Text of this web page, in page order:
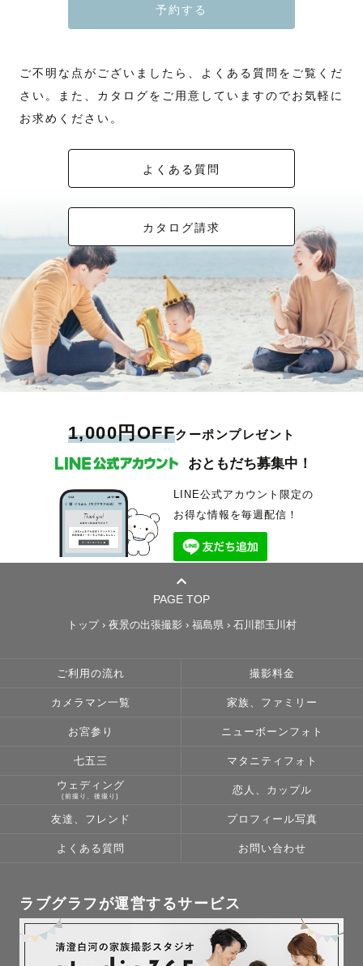
予約する
ご不明な点がございましたら、よくある質問をご覧くだ
さい。また、カタログをご用意していますのでお気軽に
お求めください。
よくある質問
カタログ請求
1,000円OFFクーポンプレゼント
おともだち募集中！
LINE公式アカウント限定の
お得な情報を毎週配信！
PAGE TOP
トップ› 夜景の出張撮影 › 福島県› 石川郡玉川村
ご利用の流れ 撮影料金
カメラマン一覧 家族、ファミリー
お宮参り ニューボーンフォト
七五三 マタニティフォト
ウェディング
(前撮り、後撮り)
恋人、カップル
友達、フレンド プロフィール写真
よくある質問 お問い合わせ
ラブグラフが運営するサービス